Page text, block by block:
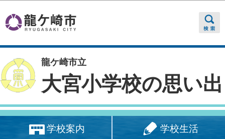
龍ケ崎市立
大宮小学校の思い出
学校案内 学校生活